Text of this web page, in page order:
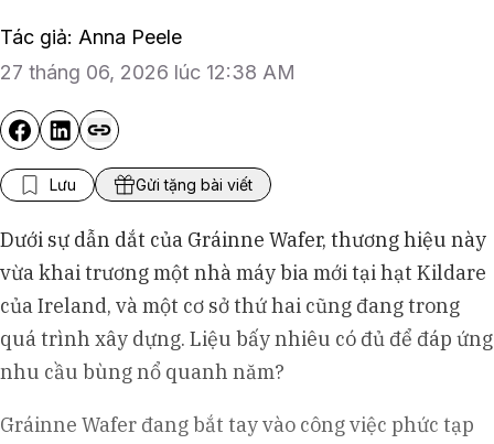
Tác giả: Anna Peele
27 tháng 06, 2026 lúc 12:38 AM
Lưu Gửi tặng bài viết
Dưới sự dẫn dắt của Gráinne Wafer, thương hiệu này
vừa khai trương một nhà máy bia mới tại hạt Kildare
của Ireland, và một cơ sở thứ hai cũng đang trong
quá trình xây dựng. Liệu bấy nhiêu có đủ để đáp ứng
nhu cầu bùng nổ quanh năm?
Gráinne Wafer đang bắt tay vào công việc phức tạp